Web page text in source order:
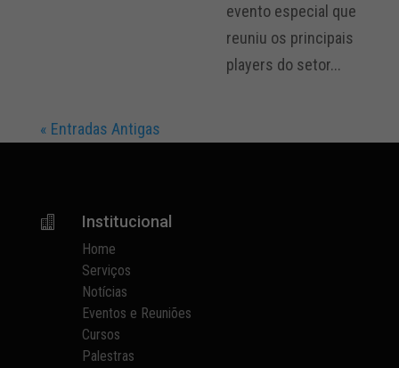
evento especial que
reuniu os principais
players do setor...
« Entradas Antigas
 Institucional
Home
Serviços
Notícias
Eventos e Reuniões
Cursos
Palestras